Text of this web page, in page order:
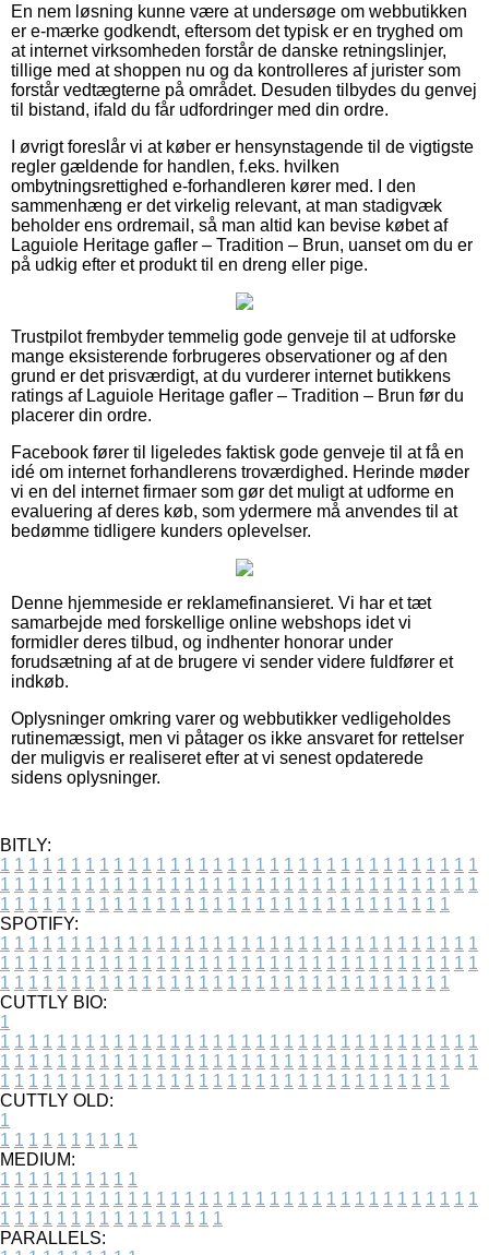
En nem løsning kunne være at undersøge om webbutikken
er e-mærke godkendt, eftersom det typisk er en tryghed om
at internet virksomheden forstår de danske retningslinjer,
tillige med at shoppen nu og da kontrolleres af jurister som
forstår vedtægterne på området. Desuden tilbydes du genvej
til bistand, ifald du får udfordringer med din ordre.
I øvrigt foreslår vi at køber er hensynstagende til de vigtigste
regler gældende for handlen, f.eks. hvilken
ombytningsrettighed e-forhandleren kører med. I den
sammenhæng er det virkelig relevant, at man stadigvæk
beholder ens ordremail, så man altid kan bevise købet af
Laguiole Heritage gafler – Tradition – Brun, uanset om du er
på udkig efter et produkt til en dreng eller pige.
Trustpilot frembyder temmelig gode genveje til at udforske
mange eksisterende forbrugeres observationer og af den
grund er det prisværdigt, at du vurderer internet butikkens
ratings af Laguiole Heritage gafler – Tradition – Brun før du
placerer din ordre.
Facebook fører til ligeledes faktisk gode genveje til at få en
idé om internet forhandlerens troværdighed. Herinde møder
vi en del internet firmaer som gør det muligt at udforme en
evaluering af deres køb, som ydermere må anvendes til at
bedømme tidligere kunders oplevelser.
Denne hjemmeside er reklamefinansieret. Vi har et tæt
samarbejde med forskellige online webshops idet vi
formidler deres tilbud, og indhenter honorar under
forudsætning af at de brugere vi sender videre fuldfører et
indkøb.
Oplysninger omkring varer og webbutikker vedligeholdes
rutinemæssigt, men vi påtager os ikke ansvaret for rettelser
der muligvis er realiseret efter at vi senest opdaterede
sidens oplysninger.
BITLY:
1 1 1 1 1 1 1 1 1 1 1 1 1 1 1 1 1 1 1 1 1 1 1 1 1 1 1 1 1 1 1 1 1 1
1 1 1 1 1 1 1 1 1 1 1 1 1 1 1 1 1 1 1 1 1 1 1 1 1 1 1 1 1 1 1 1 1 1
1 1 1 1 1 1 1 1 1 1 1 1 1 1 1 1 1 1 1 1 1 1 1 1 1 1 1 1 1 1 1 1
SPOTIFY:
1 1 1 1 1 1 1 1 1 1 1 1 1 1 1 1 1 1 1 1 1 1 1 1 1 1 1 1 1 1 1 1 1 1
1 1 1 1 1 1 1 1 1 1 1 1 1 1 1 1 1 1 1 1 1 1 1 1 1 1 1 1 1 1 1 1 1 1
1 1 1 1 1 1 1 1 1 1 1 1 1 1 1 1 1 1 1 1 1 1 1 1 1 1 1 1 1 1 1 1
CUTTLY BIO:
1
1 1 1 1 1 1 1 1 1 1 1 1 1 1 1 1 1 1 1 1 1 1 1 1 1 1 1 1 1 1 1 1 1 1
1 1 1 1 1 1 1 1 1 1 1 1 1 1 1 1 1 1 1 1 1 1 1 1 1 1 1 1 1 1 1 1 1 1
1 1 1 1 1 1 1 1 1 1 1 1 1 1 1 1 1 1 1 1 1 1 1 1 1 1 1 1 1 1 1 1
CUTTLY OLD:
1
1 1 1 1 1 1 1 1 1 1
MEDIUM:
1 1 1 1 1 1 1 1 1 1
1 1 1 1 1 1 1 1 1 1 1 1 1 1 1 1 1 1 1 1 1 1 1 1 1 1 1 1 1 1 1 1 1 1
1 1 1 1 1 1 1 1 1 1 1 1 1 1 1 1
PARALLELS: